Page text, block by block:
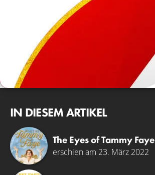
IN DIESEM ARTIKEL
The Eyes of Tammy Faye
erschien am 23. März 2022